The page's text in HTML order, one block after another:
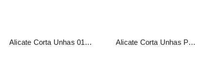
Alicate Corta Unhas 01271 Pollié Alicate Corta Unhas Pedicure 01474 Pollié